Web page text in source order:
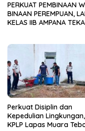
PERKUAT PEMBINAAN
BINAAN PEREMPUAN,
KELAS IIB AMPANA
Perkuat Disiplin dan
Kepedulian
KPLP Lapas Muara